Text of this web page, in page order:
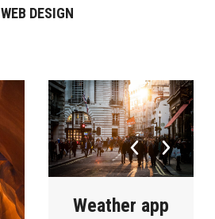
WEB DESIGN
Weather app